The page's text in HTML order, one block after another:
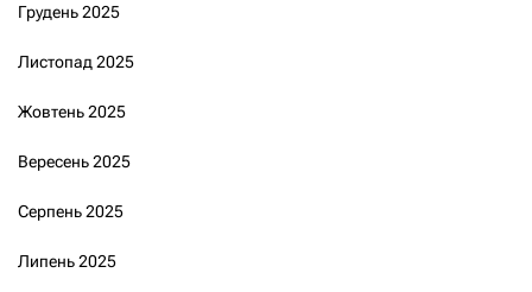
Грудень 2025
Листопад 2025
Жовтень 2025
Вересень 2025
Серпень 2025
Липень 2025